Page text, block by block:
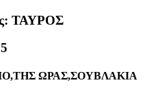
ΤΑΥΡΟΣ
ΩΡΑΣ,ΣΟΥΒΛΑΚΙΑ